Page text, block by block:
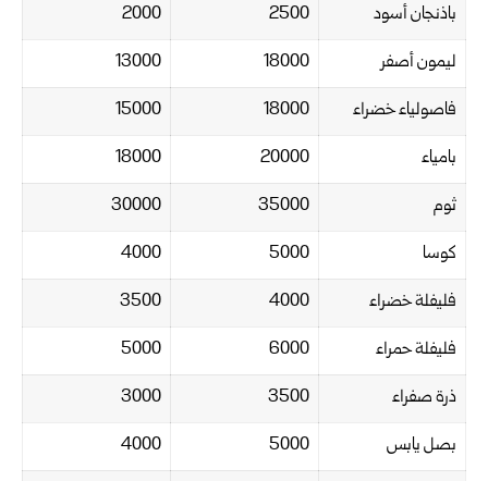
باذنجان أسود
2500
2000
ليمون أصفر
18000
13000
فاصولياء خضراء
18000
15000
بامياء
20000
18000
ثوم
35000
30000
كوسا
5000
4000
فليفلة خضراء
4000
3500
فليفلة حمراء
6000
5000
ذرة صفراء
3500
3000
بصل يابس
5000
4000